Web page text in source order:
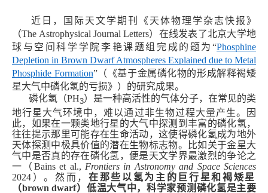
近日， 国际天文学期刊
《天体物理学杂志快报》
（The Astrophysical Journal Letters） 在线发表了北京大学地
球与空间科学学院李艳课题组 完成的题为“Phosphine
Depletion in Brown Dwarf Atmospheres Explained due to Metal
Phosphide Formation”（《基于金属磷化物的形成解释褐矮
星大气中磷化氢的亏损》）的研究成果。
磷化氢（PH3） 是一种高活性的气体分子，在常见的类
地行星大气环境中，难以通过非生物过程大量产生。因
此，如果在一颗类地行星的大气中探测到丰富的磷化氢，
往往提示那里可能存在生命活动，这使得磷化氢成为地外
天体探测中极具价值的潜在生物标志物。比如关于金星大
气中是否真的存在磷化氢，便是天文学界最激烈的争论之
一
（ Bains et al., Frontiers in Astronomy and Space Sciences
2024 ）。然而，在那些以氢为主的巨行星和褐矮星
（brown dwarf）低温大气中，科学家预测磷化氢是主要